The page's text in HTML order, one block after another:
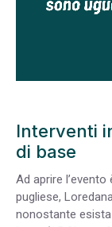
Interventi
di base
Ad aprire
pugliese,
nonostante